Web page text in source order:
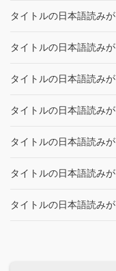
タイトルの日本語読み
タイトルの日本語読み
タイトルの日本語読み
タイトルの日本語読み
タイトルの日本語読み
タイトルの日本語読み
タイトルの日本語読み